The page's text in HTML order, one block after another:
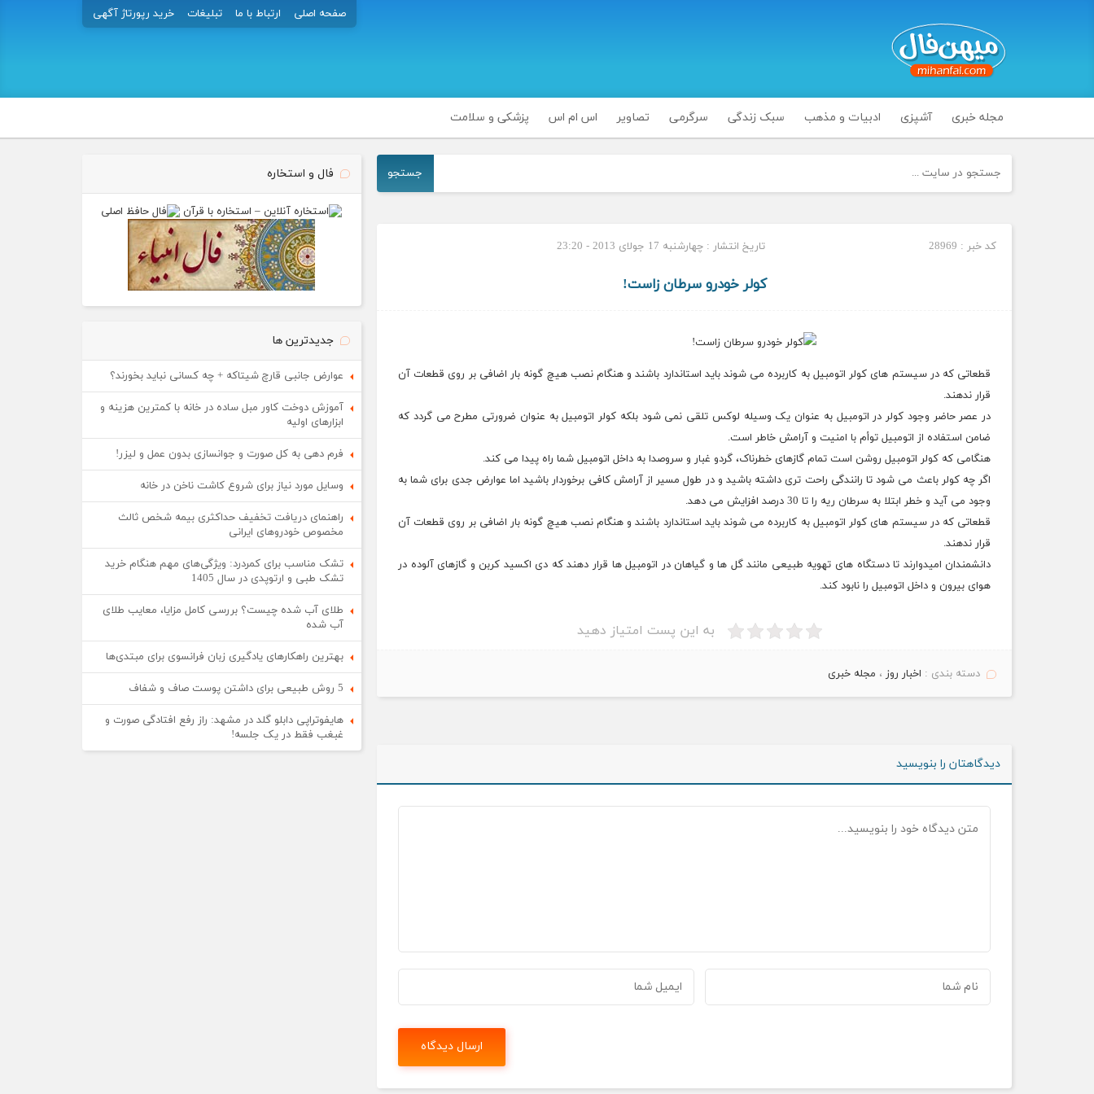
صفحه اصلی ارتباط با ما تبلیغات خرید رپورتاژ آگهی
مجله خبری آشپزی ادبیات و مذهب سبک زندگی سرگرمی تصاویر اس ام اس پزشکی و سلامت
جستجو
کد خبر : 28969 تاریخ انتشار : چهارشنبه 17 جولای 2013 - 23:20
کولر خودرو سرطان زاست!
قطعاتی که در سیستم های کولر اتومبیل به کاربرده می شوند باید استاندارد باشند و هنگام نصب هیچ گونه بار اضافی بر روی قطعات آن
قرار ندهند.
در عصر حاضر وجود کولر در اتومبیل به عنوان یک وسیله لوکس تلقی نمی شود بلکه کولر اتومبیل به عنوان ضرورتی مطرح می گردد که
ضامن استفاده از اتومبیل توأم با امنیت و آرامش خاطر است.
هنگامی که کولر اتومبیل روشن است تمام گازهای خطرناک، گردو غبار و سروصدا به داخل اتومبیل شما راه پیدا می کند.
اگر چه کولر باعث می شود تا رانندگی راحت تری داشته باشید و در طول مسیر از آرامش کافی برخوردار باشید اما عوارض جدی برای شما به
وجود می آید و خطر ابتلا به سرطان ریه را تا 30 درصد افزایش می دهد.
قطعاتی که در سیستم های کولر اتومبیل به کاربرده می شوند باید استاندارد باشند و هنگام نصب هیچ گونه بار اضافی بر روی قطعات آن
قرار ندهند.
دانشمندان امیدوارند تا دستگاه های تهویه طبیعی مانند گل ها و گیاهان در اتومبیل ها قرار دهند که دی اکسید کربن و گازهای آلوده در
هوای بیرون و داخل اتومبیل را نابود کند.
به این پست امتیاز دهید
دسته بندی : اخبار روز ، مجله خبری
دیدگاهتان را بنویسید
فال و استخاره
جدیدترین ها
عوارض جانبی قارچ شیتاکه + چه کسانی نباید بخورند؟
آموزش دوخت کاور مبل ساده در خانه با کمترین هزینه و
ابزارهای اولیه
فرم دهی به کل صورت و جوانسازی بدون عمل و لیزر!
وسایل مورد نیاز برای شروع کاشت ناخن در خانه
راهنمای دریافت تخفیف حداکثری بیمه شخص ثالث
مخصوص خودروهای ایرانی
تشک مناسب برای کمردرد: ویژگی‌های مهم هنگام خرید
تشک طبی و ارتوپدی در سال 1405
طلای آب شده چیست؟ بررسی کامل مزایا، معایب طلای
آب شده
بهترین راهکارهای یادگیری زبان فرانسوی برای مبتدی‌ها
5 روش طبیعی برای داشتن پوست صاف و شفاف
هایفوتراپی دابلو گلد در مشهد: راز رفع افتادگی صورت و
غبغب فقط در یک جلسه!